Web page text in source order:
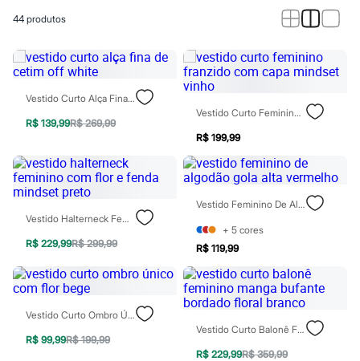
Roupas
Básicos
Calças
Casacos e Jaquetas
Jeans
Saias
Vestidos
Acessórios
Bolsas
Bonés e Chapéus
Bijoux
Cintos
Óculos
Calçados
Botas
Chinelos
Rasteirinhas
Sapatilhas
44 produtos
Vestido Curto Alça Fina De Cetim Off White
R$ 139,99R$ 269,99
Vestido Curto Feminino Franzido Com Capa Mindset Vinho
R$ 199,99
Vestido Halterneck Feminino Com Flor E Fenda Mindset Preto
R$ 229,99R$ 299,99
Vestido Feminino De Algodão Gola Alta Vermelho
+ 5 cores
R$ 119,99
Vestido Curto Ombro Único Com Flor Bege
R$ 99,99R$ 199,99
Vestido Curto Balonê Feminino Manga Bufante Bordado Floral Branco
R$ 229,99R$ 359,99